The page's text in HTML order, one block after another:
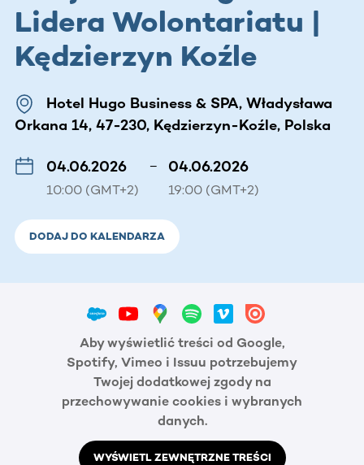
Lidera Wolontariatu |
Kędzierzyn Koźle
Hotel Hugo Business & SPA, Władysława
Orkana 14, 47-230, Kędzierzyn-Koźle, Polska
04.06.2026
10:00 (GMT+2)
– 04.06.2026
19:00 (GMT+2)
DODAJ DO KALENDARZA
Aby wyświetlić treści od Google,
Spotify, Vimeo i Issuu potrzebujemy
Twojej dodatkowej zgody na
przechowywanie cookies i wybranych
danych.
WYŚWIETL ZEWNĘTRZNE TREŚCI